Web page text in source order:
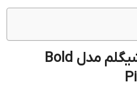
خط لب حجم دهنده شیگلم مدل Bold